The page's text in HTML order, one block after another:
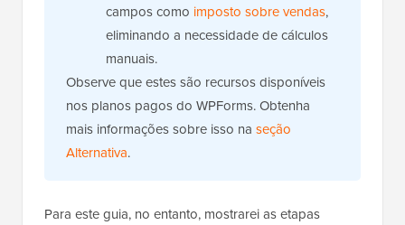
campos como imposto sobre vendas,
eliminando a necessidade de cálculos
manuais.
Observe que estes são recursos disponíveis
nos planos pagos do WPForms. Obtenha
mais informações sobre isso na seção
Alternativa.
Para este guia, no entanto, mostrarei as etapas